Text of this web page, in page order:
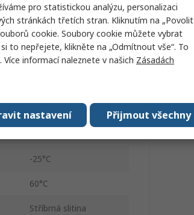
LCIS
Šroub
6A
250V dc
-25°C
60°C
Stříbrná slitina
pro statistickou analýzu, personalizaci
stránkách třetích stran. Kliknutím na „Povolit
cookie. Soubory cookie můžete vybrat
to nepřejete, klikněte na „Odmítnout vše“. To
informací naleznete v našich Zásadách
Přijmout všechny
nastavení